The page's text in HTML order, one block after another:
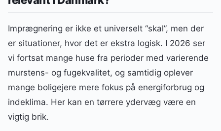
Imprægnering er ikke et universelt “skal”, men der
er situationer, hvor det er ekstra logisk. I 2026 ser
vi fortsat mange huse fra perioder med varierende
murstens- og fugekvalitet, og samtidig oplever
mange boligejere mere fokus på energiforbrug og
indeklima. Her kan en tørrere ydervæg være en
vigtig brik.